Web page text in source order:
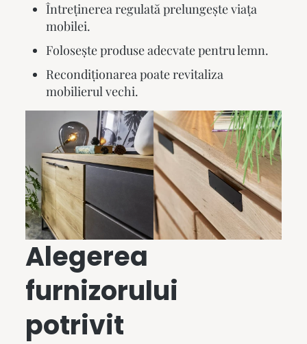
Întreținerea regulată prelungește viața
mobilei.
Folosește produse adecvate pentru lemn.
Recondiționarea poate revitaliza
mobilierul vechi.
Alegerea
furnizorului
potrivit